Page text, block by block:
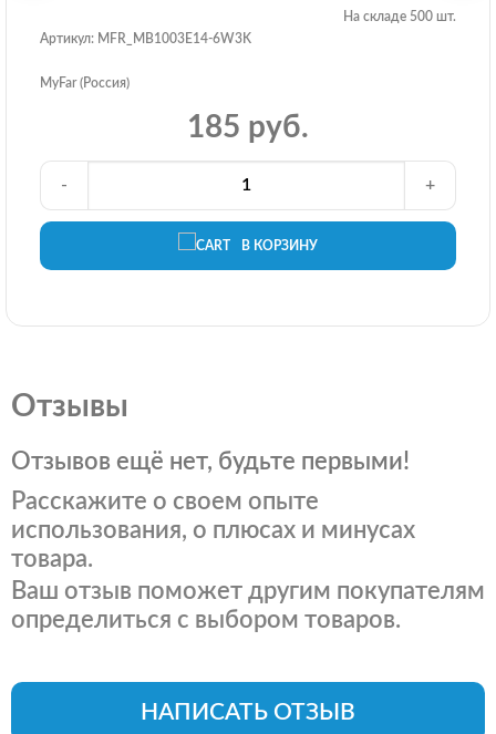
На складе 500 шт.
Артикул: MFR_MB1003E14-6W3K
MyFar (Россия)
185 руб.
В КОРЗИНУ
- +
Отзывы
Отзывов ещё нет, будьте первыми!
Расскажите о своем опыте
использования, о плюсах и минусах
товара.
Ваш отзыв поможет другим покупателям
определиться с выбором товаров.
НАПИСАТЬ ОТЗЫВ